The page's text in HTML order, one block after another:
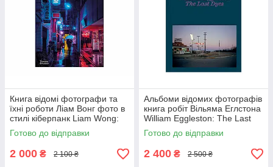
Книга відомі фотографи та
їхні роботи Ліам Вонг фото в
стилі кіберпанк Liam Wong:
TOKYOO (М'яка палітурка)
Готово до відправки
2 000 ₴ 2 100 ₴
Альбоми відомих фотографів
книга робіт Вільяма Еглстона
William Eggleston: The Last
Dyes книги про фотографію
Готово до відправки
2 400 ₴ 2 500 ₴